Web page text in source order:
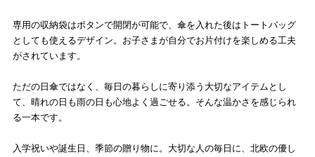
専用の収納袋はボタンで開閉が可能で、傘を入れた後はトートバッグ
としても使えるデザイン。お子さまが自分でお片付けを楽しめる工夫
がされています。
ただの日傘ではなく、毎日の暮らしに寄り添う大切なアイテムとし
て、晴れの日も雨の日も心地よく過ごせる。そんな温かさを感じられ
る一本です。
入学祝いや誕生日、季節の贈り物に。大切な人の毎日に、北欧の優し